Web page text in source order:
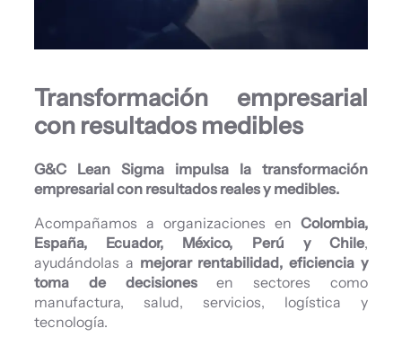
Transformación empresarial
con resultados medibles
G&C Lean Sigma impulsa la transformación
empresarial con resultados reales y medibles.
Acompañamos a organizaciones en Colombia,
España, Ecuador, México, Perú y Chile,
ayudándolas a mejorar rentabilidad, eficiencia y
toma de decisionesen sectores como
manufactura, salud, servicios, logística y
tecnología.